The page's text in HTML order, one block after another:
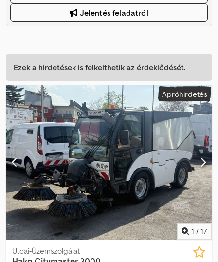
Jelentés feladatról
Ezek a hirdetések is felkelthetik az érdeklődését.
Apróhirdetés
1 / 17
Utcai-Üzemszolgálat